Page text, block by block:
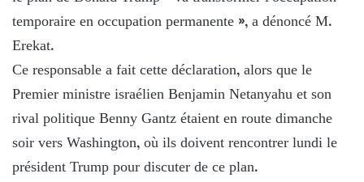
temporaire en occupation permanente », a dénoncé M.
Erekat.
Ce responsable a fait cette déclaration, alors que le
Premier ministre israélien Benjamin Netanyahu et son
rival politique Benny Gantz étaient en route dimanche
soir vers Washington, où ils doivent rencontrer lundi le
président Trump pour discuter de ce plan.